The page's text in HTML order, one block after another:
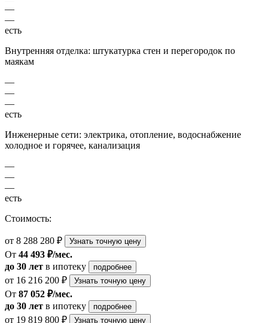
—
—
есть
Внутренняя отделка: штукатурка стен и перегородок по
маякам
—
—
—
есть
Инженерные сети: электрика, отопление, водоснабжение
холодное и горячее, канализация
—
—
—
есть
Стоимость:
от 8 288 280 ₽ Узнать точную цену
От 44 493 ₽/мес.
до 30 лет в ипотеку подробнее
от 16 216 200 ₽ Узнать точную цену
От 87 052 ₽/мес.
до 30 лет в ипотеку подробнее
от 19 819 800 ₽ Узнать точную цену